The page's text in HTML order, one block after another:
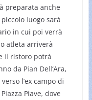
preparata anche
luogo sarà
in cui poi verrà
atleta arriverà
il ristoro potrà
da Pian Dell’Ara,
l’ex campo di
Piave, dove